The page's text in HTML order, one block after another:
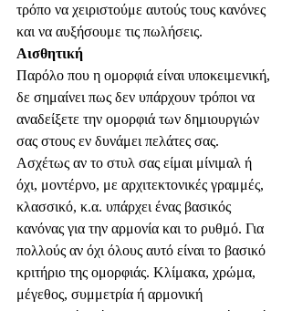
τρόπο να χειριστούμε αυτούς τους κανόνες
και να αυξήσουμε τις πωλήσεις.
Αισθητική
Παρόλο που η ομορφιά είναι υποκειμενική,
δε σημαίνει πως δεν υπάρχουν τρόποι να
αναδείξετε την ομορφιά των δημιουργιών
σας στους εν δυνάμει πελάτες σας.
Ασχέτως αν το στυλ σας είμαι μίνιμαλ ή
όχι, μοντέρνο, με αρχιτεκτονικές γραμμές,
κλασσικό, κ.α. υπάρχει ένας βασικός
κανόνας για την αρμονία και το ρυθμό. Για
πολλούς αν όχι όλους αυτό είναι το βασικό
κριτήριο της ομορφιάς. Κλίμακα, χρώμα,
μέγεθος, συμμετρία ή αρμονική